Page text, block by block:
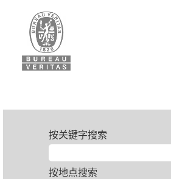
按关键字搜索
按地点搜索